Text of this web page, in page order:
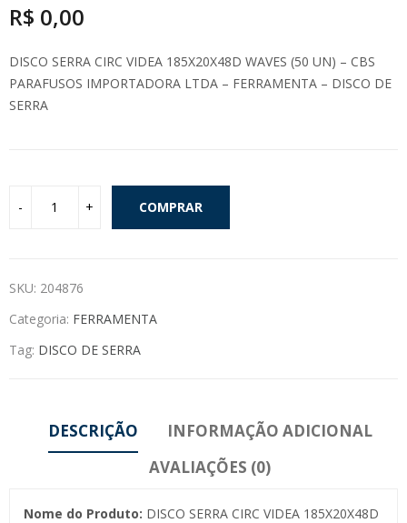
R$ 0,00
DISCO SERRA CIRC VIDEA 185X20X48D WAVES (50 UN) – CBS
PARAFUSOS IMPORTADORA LTDA – FERRAMENTA – DISCO DE
SERRA
COMPRAR
SKU: 204876
Categoria: FERRAMENTA
Tag: DISCO DE SERRA
DESCRIÇÃO
INFORMAÇÃO ADICIONAL
AVALIAÇÕES (0)
Nome do Produto: DISCO SERRA CIRC VIDEA 185X20X48D